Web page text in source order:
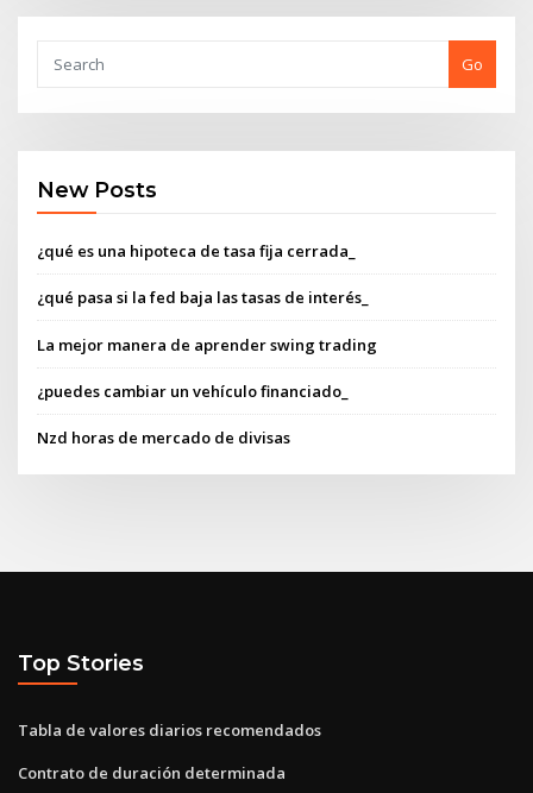
Go
New Posts
¿qué es una hipoteca de tasa fija cerrada_
¿qué pasa si la fed baja las tasas de interés_
La mejor manera de aprender swing trading
¿puedes cambiar un vehículo financiado_
Nzd horas de mercado de divisas
Top Stories
Tabla de valores diarios recomendados
Contrato de duración determinada